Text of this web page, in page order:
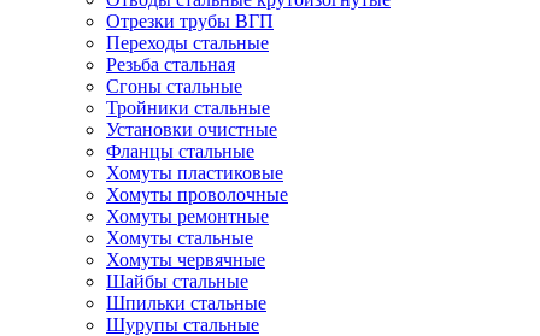
Отрезки трубы ВГП
Переходы стальные
Резьба стальная
Сгоны стальные
Тройники стальные
Установки очистные
Фланцы стальные
Хомуты пластиковые
Хомуты проволочные
Хомуты ремонтные
Хомуты стальные
Хомуты червячные
Шайбы стальные
Шпильки стальные
Шурупы стальные